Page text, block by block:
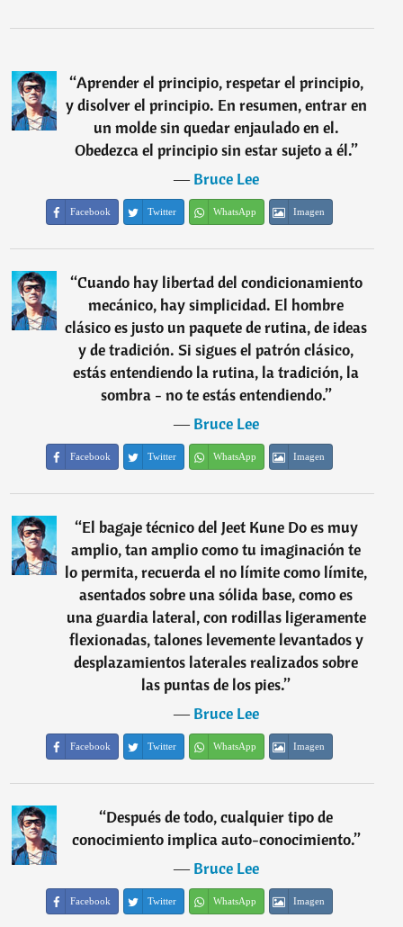
“Aprender el principio, respetar el principio,
y disolver el principio. En resumen, entrar en
un molde sin quedar enjaulado en el.
Obedezca el principio sin estar sujeto a él.”
―Bruce Lee
Facebook Twitter WhatsApp Imagen
“Cuando hay libertad del condicionamiento
mecánico, hay simplicidad. El hombre
clásico es justo un paquete de rutina, de ideas
y de tradición. Si sigues el patrón clásico,
estás entendiendo la rutina, la tradición, la
sombra - no te estás entendiendo.”
―Bruce Lee
Facebook Twitter WhatsApp Imagen
“El bagaje técnico del Jeet Kune Do es muy
amplio, tan amplio como tu imaginación te
lo permita, recuerda el no límite como límite,
asentados sobre una sólida base, como es
una guardia lateral, con rodillas ligeramente
flexionadas, talones levemente levantados y
desplazamientos laterales realizados sobre
las puntas de los pies.”
―Bruce Lee
Facebook Twitter WhatsApp Imagen
“Después de todo, cualquier tipo de
conocimiento implica auto-conocimiento.”
―Bruce Lee
Facebook Twitter WhatsApp Imagen